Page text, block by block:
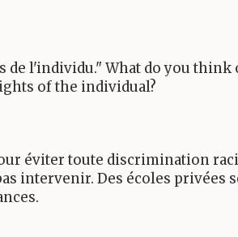
de l'individu." What do you
of the individual?
éviter toute discrimination
intervenir. Des écoles